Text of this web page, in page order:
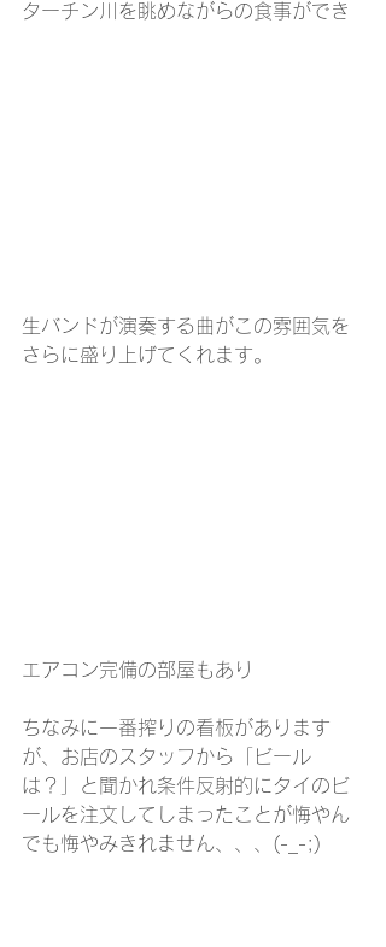
ターチン川を眺めながらの食事ができ
生バンドが演奏する曲がこの雰囲気を
さらに盛り上げてくれます。
エアコン完備の部屋もあり
ちなみに一番搾りの看板があります
が、お店のスタッフから「ビール
は？」と聞かれ条件反射的にタイのビ
ールを注文してしまったことが悔やん
でも悔やみきれません、、、(-_-;)